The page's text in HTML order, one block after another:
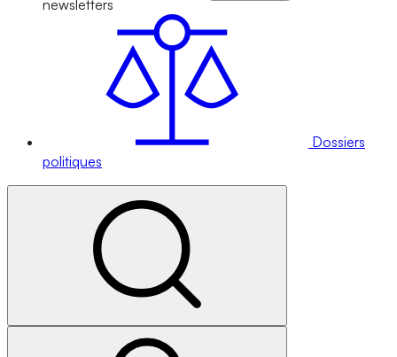
newsletters
Dossiers
politiques